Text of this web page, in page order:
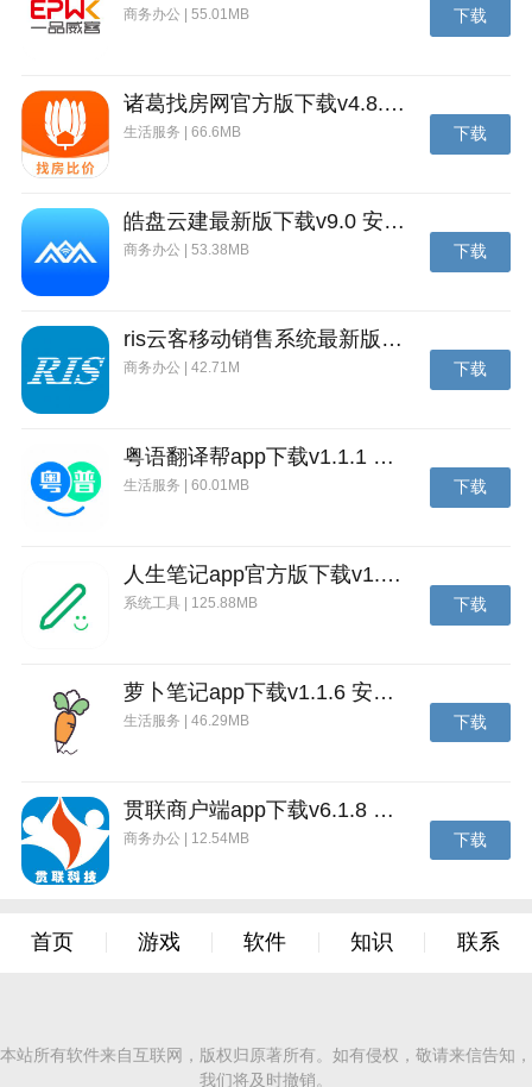
商务办公 | 55.01MB 下载
诸葛找房网官方版下载v4.8.1.1 安卓最新版
生活服务 | 66.6MB 下载
皓盘云建最新版下载v9.0 安卓版
商务办公 | 53.38MB 下载
ris云客移动销售系统最新版下载v1.1.25 安卓手机版
商务办公 | 42.71M 下载
粤语翻译帮app下载v1.1.1 安卓版
生活服务 | 60.01MB 下载
人生笔记app官方版下载v1.19.4 安卓版
系统工具 | 125.88MB 下载
萝卜笔记app下载v1.1.6 安卓版
生活服务 | 46.29MB 下载
贯联商户端app下载v6.1.8 安卓版
商务办公 | 12.54MB 下载
首页 游戏 软件 知识 联系
本站所有软件来自互联网，版权归原著所有。如有侵权，敬请来信告知，
我们将及时撤销。